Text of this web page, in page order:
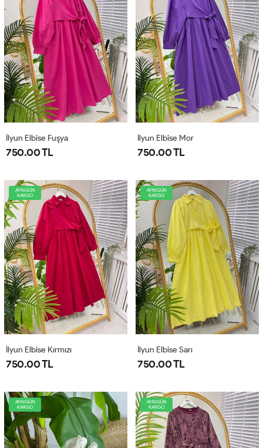
İlyun Elbise Fuşya
750.00 TL
İlyun Elbise Mor
750.00 TL
AYNIGÜN
KARGO
İlyun Elbise Kırmızı
750.00 TL
AYNIGÜN
KARGO
İlyun Elbise Sarı
750.00 TL
AYNIGÜN
KARGO
AYNIGÜN
KARGO